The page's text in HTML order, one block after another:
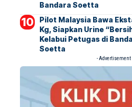
Bandara Soetta
Pilot Malaysia Bawa
Kg, Siapkan Urine
Kelabui Petugas di
Soetta
- Advertisement